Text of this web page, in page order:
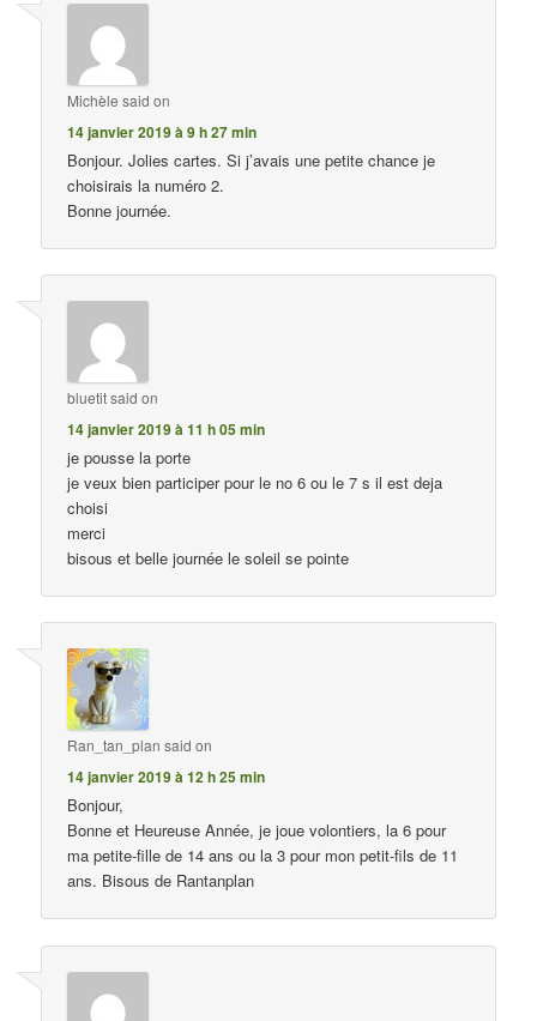
Michèle said on
14 janvier 2019 à 9 h 27 min
Bonjour. Jolies cartes. Si j’avais une petite chance je
choisirais la numéro 2.
Bonne journée.
bluetitsaid on
14 janvier 2019 à 11 h 05 min
je pousse la porte
je veux bien participer pour le no 6 ou le 7 s il est deja
choisi
merci
bisous et belle journée le soleil se pointe
Ran_tan_plan said on
14 janvier 2019 à 12 h 25 min
Bonjour,
Bonne et Heureuse Année, je joue volontiers, la 6 pour
ma petite-fille de 14 ans ou la 3 pour mon petit-fils de 11
ans. Bisous de Rantanplan